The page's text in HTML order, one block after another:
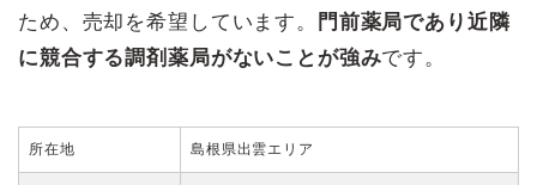
ため、売却を希望しています。
門前薬局であり近隣
に競合する調剤薬局がないことが強みです。
所在地 島根県出雲エリア